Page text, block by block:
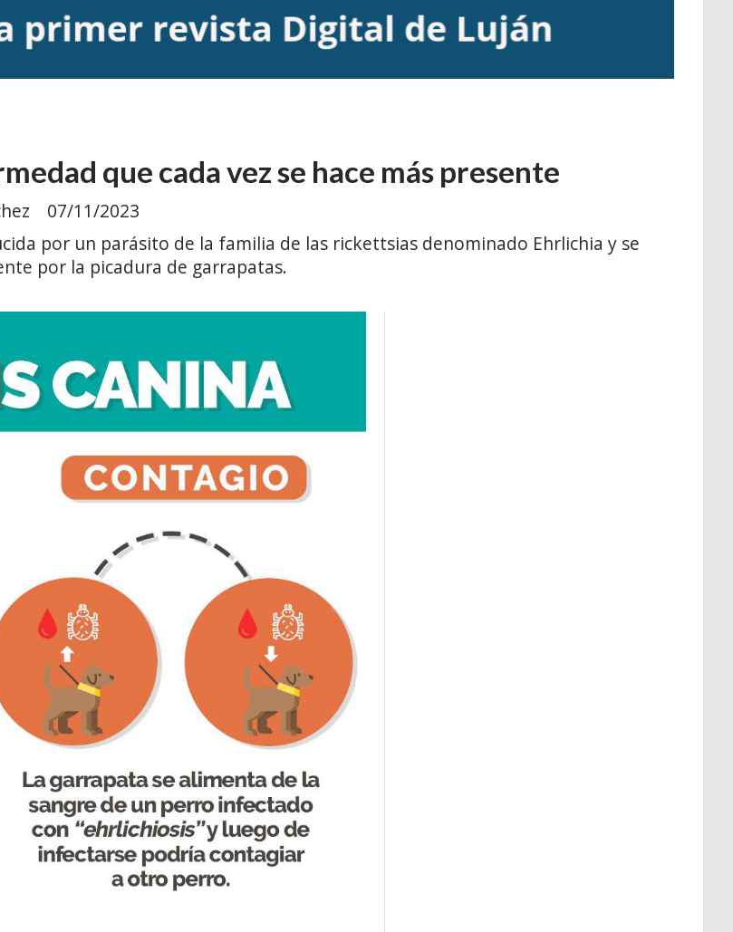
que cada vez se hace más presente
por un parásito de la familia de las rickettsias denominado Ehrlichia y se
por la picadura de garrapatas.
07/11/2023